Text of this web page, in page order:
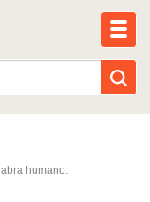
IA
humano: